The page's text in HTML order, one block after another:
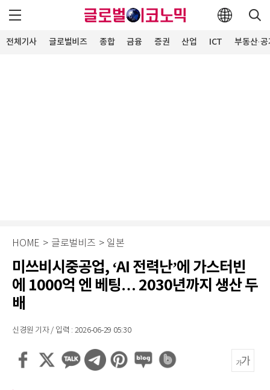
전체기사 글로벌비즈 종합 금융 증권 산업 ICT 부동산·
HOME > 글로벌비즈 > 일본
미쓰비시중공업, ‘AI 전력난’에 가스터빈
에 1000억 엔 베팅… 2030년까지 생산 두
배
신경원 기자 / 입력 : 2026-06-29 05:30